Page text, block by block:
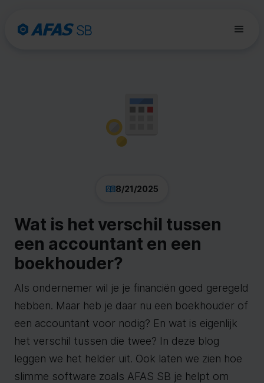
8/21/2025
Wat is het verschil tussen
een accountant en een
boekhouder?
Als ondernemer wil je je financiën goed geregeld
hebben. Maar heb je daar nu een boekhouder of
een accountant voor nodig? En wat is eigenlijk
het verschil tussen die twee? In deze blog
leggen we het helder uit. Ook laten we zien hoe
slimme software zoals AFAS SB je helpt om